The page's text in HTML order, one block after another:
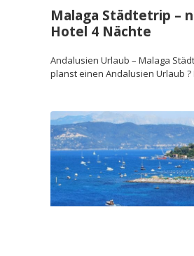
Malaga Städtetrip –
Hotel 4 Nächte
Andalusien Urlaub – Malaga
planst einen Andalusien Urlaub ?